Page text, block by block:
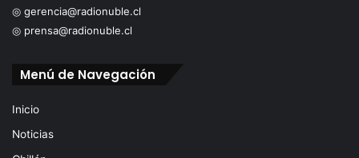
◎ gerencia@radionuble.cl
◎ prensa@radionuble.cl
Menú de Navegación
Inicio
Noticias